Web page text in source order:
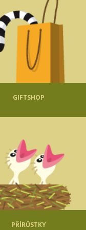
GIFTSHOP
PŘÍRŮSTKY